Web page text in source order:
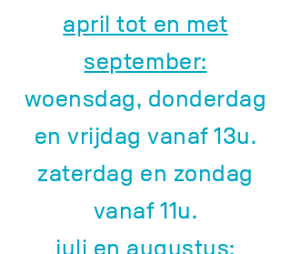
april tot en met
september:
woensdag, donderdag
en vrijdag vanaf 13u.
zaterdag en zondag
vanaf 11u.
juli en augustus: